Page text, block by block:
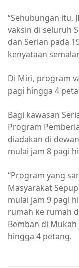
“Sehubungan itu,
vaksin di seluruh
dan Serian pada
kenyataan
Di Miri, program
pagi hingga 4
Bagi kawasan
Program
diadakan di
mulai jam 8 pagi
“Program yang
Masyarakat
mulai jam 9 pagi
rumah ke rumah
Bemban di
hingga 4 petang.